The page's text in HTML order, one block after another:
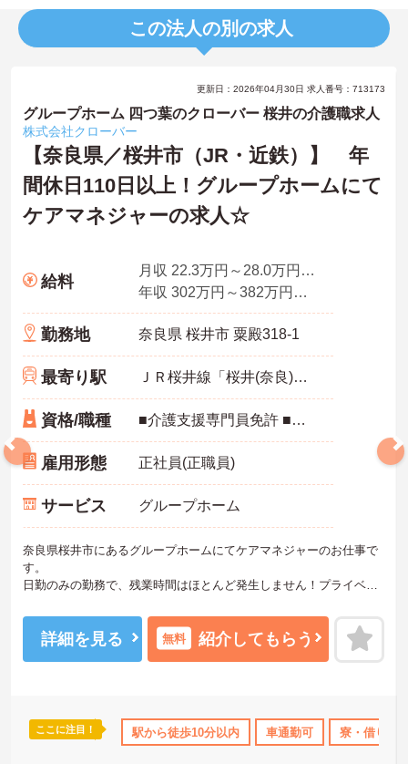
この法人の別の求人
寮・借り上げ 日勤のみ 年間休日110日以上 産休･育休･
更新日：2026年04月30日 求人番号：713173
グループホーム 四つ葉のクローバー 桜井の介護職求人
株式会社クローバー
【奈良県／桜井市（JR・近鉄）】 年
間休日110日以上！グループホームにて
ケアマネジャーの求人☆
給料
月収 22.3万円～28.0万円程度（諸手当込）
年収 302万円～382万円程度
勤務地 奈良県 桜井市 粟殿318-1
最寄り駅 ＪＲ桜井線「桜井(奈良)駅」徒歩9分
資格/職種 ■介護支援専門員免許 ■普通自動車免許一種（AT限定可） ■実務経験有
雇用形態 正社員(正職員)
サービス グループホーム
奈良県桜井市にあるグループホームにてケアマネジャーのお仕事で
す。
日勤のみの勤務で、残業時間はほとんど発生しません！プライベー
ご興味がある方は是非一度マイナビまでお問い合わせください。さ
らに詳細などお伝えします！
詳細を見る 無料 紹介してもらう
ここに注目！ 駅から徒歩10分以内 車通勤可 寮・借り上